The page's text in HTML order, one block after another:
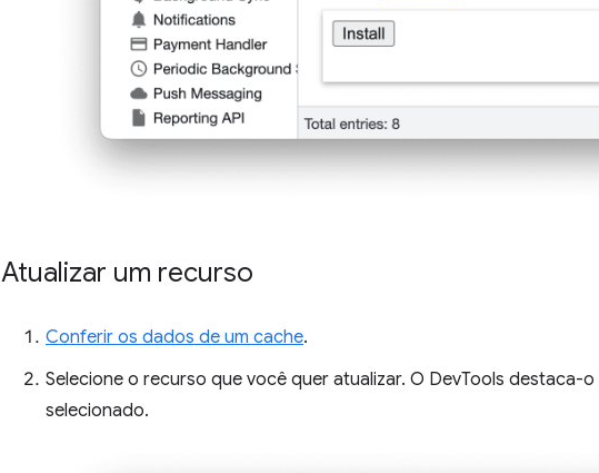
Atualizar um recurso
Conferir os dados de um cache.
Selecione o recurso que você quer atualizar. O DevTools destaca-
selecionado.